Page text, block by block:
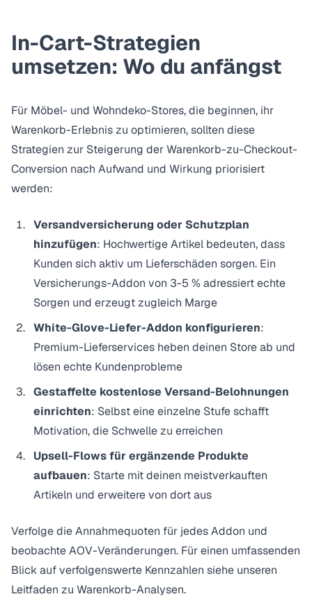
In-Cart-Strategien
umsetzen: Wo du anfängst
Für Möbel- und Wohndeko-Stores, die beginnen, ihr
Warenkorb-Erlebnis zu optimieren, sollten diese
Strategien zur Steigerung der Warenkorb-zu-Checkout-
Conversion nach Aufwand und Wirkung priorisiert
werden:
Versandversicherung oder Schutzplan
hinzufügen: Hochwertige Artikel bedeuten, dass
Kunden sich aktiv um Lieferschäden sorgen. Ein
Versicherungs-Addon von 3-5 % adressiert echte
Sorgen und erzeugt zugleich Marge
White-Glove-Liefer-Addon konfigurieren:
Premium-Lieferservices heben deinen Store ab und
lösen echte Kundenprobleme
Gestaffelte kostenlose Versand-Belohnungen
einrichten: Selbst eine einzelne Stufe schafft
Motivation, die Schwelle zu erreichen
Upsell-Flows für ergänzende Produkte
aufbauen: Starte mit deinen meistverkauften
Artikeln und erweitere von dort aus
Verfolge die Annahmequoten für jedes Addon und
beobachte AOV-Veränderungen. Für einen umfassenden
Blick auf verfolgenswerte Kennzahlen siehe unseren
Leitfaden zu Warenkorb-Analysen.